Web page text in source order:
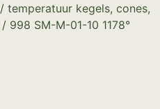
/ temperatuur kegels, cones,
/ 998 SM-M-01-10 1178°